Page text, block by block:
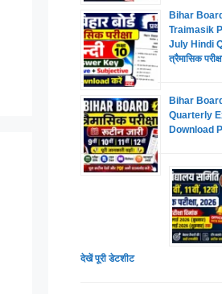
Bihar
Traimasik
July Hindi
त्रैमासिक
Bihar
Quarterly
Download
देखें पूरी डेटशीट